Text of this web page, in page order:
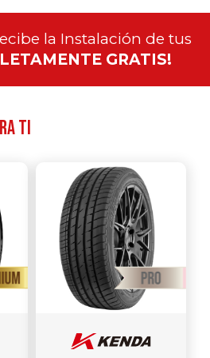
la Instalación de tus
GRATIS!
ti